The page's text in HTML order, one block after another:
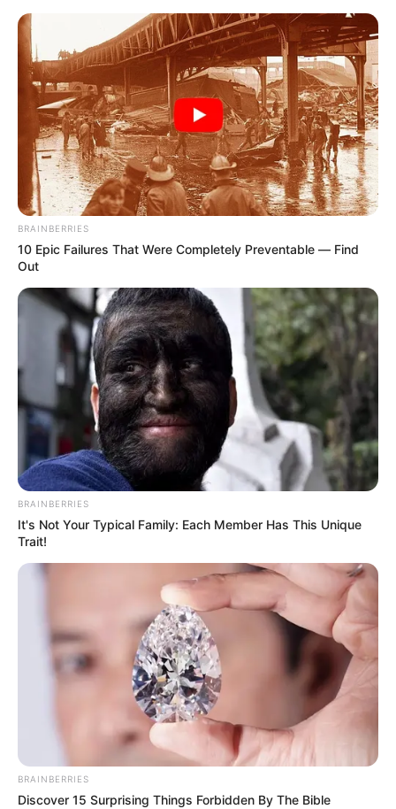
TEMAS RELACIONADOS
NOTICIAS MEDELLÍN
DESAPARECIDOS
TERMINAL DEL NORTE
FISCALÍA GENERAL DE LA NACIÓN
MANTÉNGASE EN ALERTA
interesan. Para estar bien informado, por
ACTIVAR AHORA
TEMAS DESTACADOS
EMERGENCIAS POR LLUVIAS
METRO DE MEDELLÍN
ELECCIONES PRESIDENCIALES
MARINILLA - ANTIOQUIA
YONDÓ - ANTIOQUIA
RIONEGRO
BRAINBERRIES
10 Epic Failures That Were Completely Preventable — Find
Out
BRAINBERRIES
It's Not Your Typical Family: Each Member Has This Unique
Trait!
BRAINBERRIES
Discover 15 Surprising Things Forbidden By The Bible